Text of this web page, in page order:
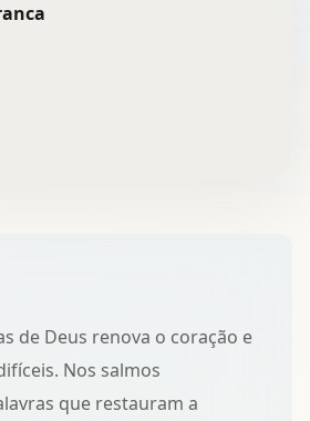
de Deus renova o coração e
Nos salmos
que restauram a